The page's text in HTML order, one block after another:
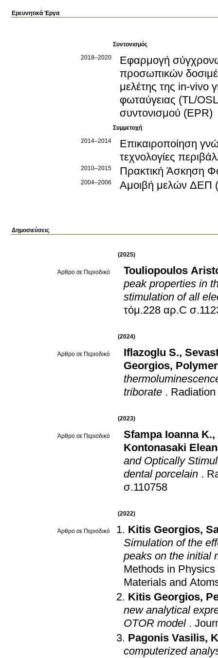
Ερευνητικά Έργα
Συντονισμός
2018–2020
Εφαρμογή
προσωπικών
μελέτης της in-vivo
φωταύγειας (TL/
συντονισμού (EPR)
Συμμετοχή
2014–2014
Επικαιροποίηση
τεχνολογίες
2010–2015 Πρακτική Άσκηση
2004–2006 Αμοιβή μελών
Δημοσιεύσεις
(2025)
Άρθρο σε Περιοδικό
Touliopoulos
peak properties in
stimulation of all
τόμ.228 αρ.C
(2024)
Άρθρο σε Περιοδικό Iflazoglu S.,
Georgios,
triborate .
(2023)
Άρθρο σε Περιοδικό Sfampa Ioanna K.,
Kontonasaki
and Optically
dental porcelain .
σ.110758
(2022)
Άρθρο σε Περιοδικό Kitis Georgios,
Simulation of the
peaks on the initial
Methods in
Materials and
Kitis Georgios,
new analytical
OTOR model .
Pagonis Vasilis,
computerized